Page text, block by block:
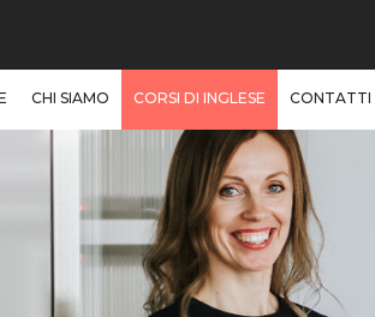
CHI SIAMO CORSI DI INGLESE CONTATTI